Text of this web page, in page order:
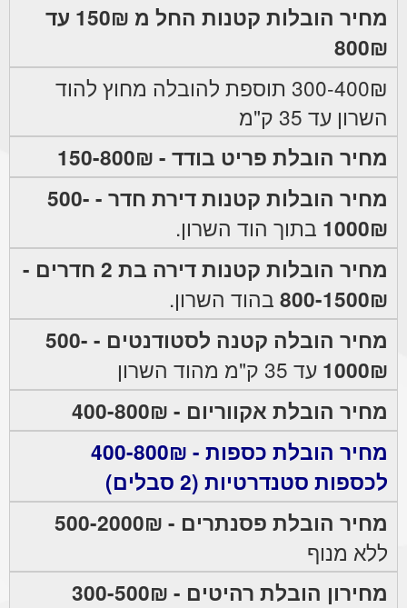
מחיר הובלות קטנות החל מ 150₪ עד
800₪
300-400₪ תוספת להובלה מחוץ להוד
השרון עד 35 ק"מ
מחיר הובלת פריט בודד - 150-800₪
מחיר הובלות קטנות דירת חדר - 500-
1000₪ בתוך הוד השרון.
מחיר הובלות קטנות דירה בת 2 חדרים -
800-1500₪ בהוד השרון.
מחיר הובלה קטנה לסטודנטים - 500-
1000₪ עד 35 ק"מ מהוד השרון
מחיר הובלת אקווריום - 400-800₪
מחיר הובלת כספות - 400-800₪
לכספות סטנדרטיות (2 סבלים)
מחיר הובלת פסנתרים - 500-2000₪
ללא מנוף
מחירון הובלת רהיטים - 300-500₪